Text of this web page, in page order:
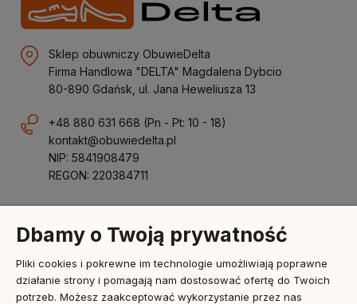
Sklep obuwniczy ObuwieDelta
Firma Handlowa "DELTA" Magdalena Dybcio
80-890 Gdańsk, ul. Jana Heweliusza 13
+48 880 631 668 (Pn - Pt: 10 - 18)
kontakt@obuwiedelta.pl
NIP: 5841908479
REGON: 220384711
Pomoc
Moje konto
Dbamy o Twoją prywatność
Pliki cookies i pokrewne im technologie umożliwiają poprawne
działanie strony i pomagają nam dostosować ofertę do Twoich
potrzeb. Możesz zaakceptować wykorzystanie przez nas